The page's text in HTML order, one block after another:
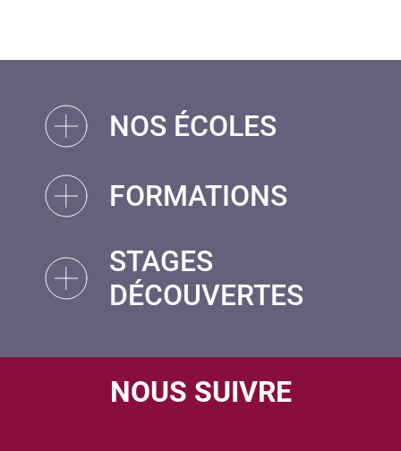
NOS ÉCOLES
FORMATIONS
STAGES
DÉCOUVERTES
NOUS SUIVRE